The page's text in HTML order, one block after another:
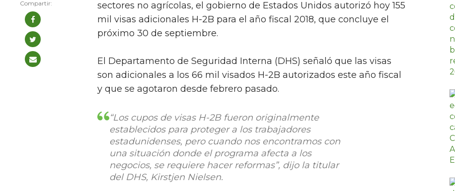
sectores no agrícolas, el gobierno de Estados Unidos autorizó hoy 155
mil visas adicionales H-2B para el año fiscal 2018, que concluye el
próximo 30 de septiembre.
El Departamento de Seguridad Interna (DHS) señaló que las visas
son adicionales a los 66 mil visados H-2B autorizados este año fiscal
y que se agotaron desde febrero pasado.
“Los cupos de visas H-2B fueron originalmente
establecidos para proteger a los trabajadores
estadunidenses, pero cuando nos encontramos con
una situación donde el programa afecta a los
negocios, se requiere hacer reformas”, dijo la titular
del DHS, Kirstjen Nielsen.